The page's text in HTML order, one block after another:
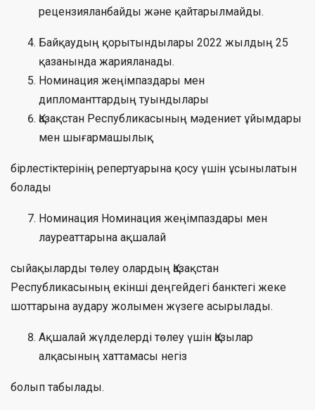
рецензияланбайды және қайтарылмайды.
Байқаудың қорытындылары 2022 жылдың 25
қазанында жарияланады.
Номинация жеңімпаздары мен
дипломанттардың туындылары
Қазақстан Республикасының мәдениет ұйымдары
мен шығармашылық
бірлестіктерінің репертуарына қосу үшін ұсынылатын
болады
Номинация Номинация жеңімпаздары мен
лауреаттарына ақшалай
сыйақыларды төлеу олардың Қазақстан
Республикасының екінші деңгейдегі банктегі жеке
шоттарына аудару жолымен жүзеге асырылады.
Ақшалай жүлделерді төлеу үшін Қазылар
алқасының хаттамасы негіз
болып табылады.